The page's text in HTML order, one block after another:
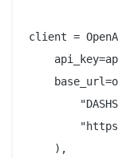
client =
    ),